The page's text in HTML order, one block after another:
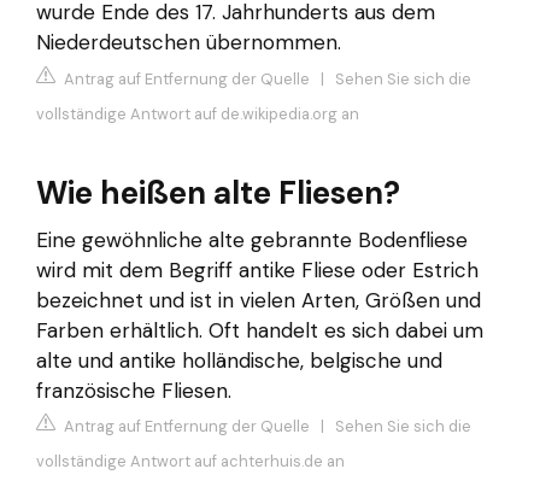
wurde Ende des 17. Jahrhunderts aus dem
Niederdeutschen übernommen.
Antrag auf Entfernung der Quelle | Sehen Sie sich die
vollständige Antwort auf de.wikipedia.org an
Wie heißen alte Fliesen?
Eine gewöhnliche alte gebrannte Bodenfliese
wird mit dem Begriff antike Fliese oder Estrich
bezeichnet und ist in vielen Arten, Größen und
Farben erhältlich. Oft handelt es sich dabei um
alte und antike holländische, belgische und
französische Fliesen.
Antrag auf Entfernung der Quelle | Sehen Sie sich die
vollständige Antwort auf achterhuis.de an